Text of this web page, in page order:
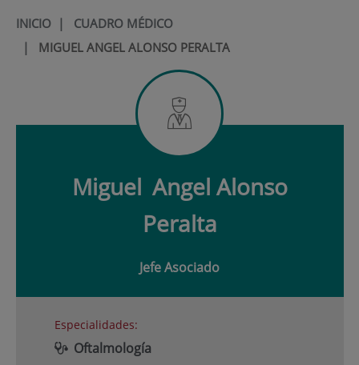
INICIO| CUADRO MÉDICO
| MIGUEL ANGEL ALONSO PERALTA
Miguel Angel Alonso
Peralta
Jefe Asociado
Especialidades:
Oftalmología